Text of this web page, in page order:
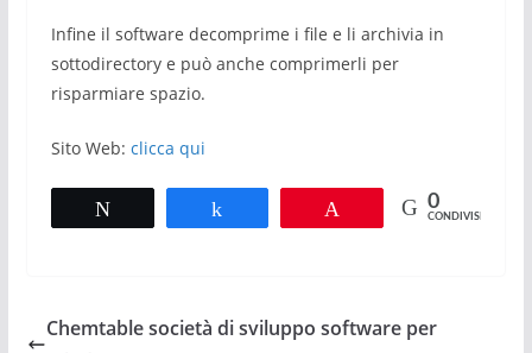
Infine il software decomprime i file e li archivia in
sottodirectory e può anche comprimerli per
risparmiare spazio.
Sito Web: clicca qui
0
CONDIVISIONI
Chemtable società di sviluppo software per